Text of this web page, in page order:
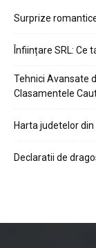
Surprize
Înființare SRL: Ce
Tehnici Avansate
Clasamentele
Harta judetelor
Declaratii de